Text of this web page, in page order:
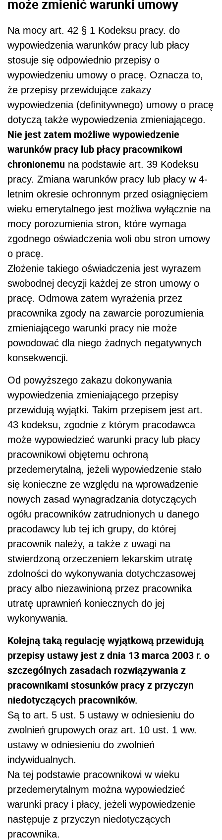
może zmienić warunki umowy
Na mocy art. 42 § 1 Kodeksu pracy. do
wypowiedzenia warunków pracy lub płacy
stosuje się odpowiednio przepisy o
wypowiedzeniu umowy o pracę. Oznacza to,
że przepisy przewidujące zakazy
wypowiedzenia (definitywnego) umowy o pracę
dotyczą także wypowiedzenia zmieniającego.
Nie jest zatem możliwe wypowiedzenie
warunków pracy lub płacy pracownikowi
chronionemu na podstawie art. 39 Kodeksu
pracy. Zmiana warunków pracy lub płacy w 4-
letnim okresie ochronnym przed osiągnięciem
wieku emerytalnego jest możliwa wyłącznie na
mocy porozumienia stron, które wymaga
zgodnego oświadczenia woli obu stron umowy
o pracę.
Złożenie takiego oświadczenia jest wyrazem
swobodnej decyzji każdej ze stron umowy o
pracę. Odmowa zatem wyrażenia przez
pracownika zgody na zawarcie porozumienia
zmieniającego warunki pracy nie może
powodować dla niego żadnych negatywnych
konsekwencji.
Od powyższego zakazu dokonywania
wypowiedzenia zmieniającego przepisy
przewidują wyjątki. Takim przepisem jest art.
43 kodeksu, zgodnie z którym pracodawca
może wypowiedzieć warunki pracy lub płacy
pracownikowi objętemu ochroną
przedemerytalną, jeżeli wypowiedzenie stało
się konieczne ze względu na wprowadzenie
nowych zasad wynagradzania dotyczących
ogółu pracowników zatrudnionych u danego
pracodawcy lub tej ich grupy, do której
pracownik należy, a także z uwagi na
stwierdzoną orzeczeniem lekarskim utratę
zdolności do wykonywania dotychczasowej
pracy albo niezawinioną przez pracownika
utratę uprawnień koniecznych do jej
wykonywania.
Kolejną taką regulację wyjątkową przewidują
przepisy ustawy jest z dnia 13 marca 2003 r. o
szczególnych zasadach rozwiązywania z
pracownikami stosunków pracy z przyczyn
niedotyczących pracowników.
Są to art. 5 ust. 5 ustawy w odniesieniu do
zwolnień grupowych oraz art. 10 ust. 1 ww.
ustawy w odniesieniu do zwolnień
indywidualnych.
Na tej podstawie pracownikowi w wieku
przedemerytalnym można wypowiedzieć
warunki pracy i płacy, jeżeli wypowiedzenie
następuje z przyczyn niedotyczących
pracownika.